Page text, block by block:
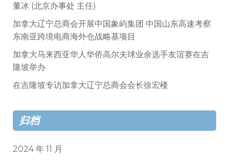
董冰 (北京办事处 主任)
加拿大辽宁总商会开展中国象屿集团 中国山东高速考察
东南亚跨境电商海外仓战略基项目
加拿大马来西亚华人华侨高尔夫球业余选手友谊赛在吉
隆坡举办
在吉隆坡专访加拿大辽宁总商会会长徐宏楼
归档
2024 年 11 月